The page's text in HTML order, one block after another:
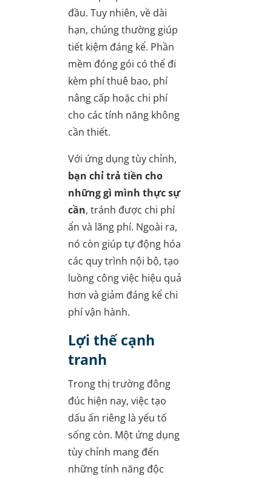
đầu. Tuy nhiên, về dài
hạn, chúng thường giúp
tiết kiệm đáng kể. Phần
mềm đóng gói có thể đi
kèm phí thuê bao, phí
nâng cấp hoặc chi phí
cho các tính năng không
cần thiết.
Với ứng dụng tùy chỉnh,
bạn chỉ trả tiền cho
những gì mình thực sự
cần, tránh được chi phí
ẩn và lãng phí. Ngoài ra,
nó còn giúp tự động hóa
các quy trình nội bộ, tạo
luồng công việc hiệu quả
hơn và giảm đáng kể chi
phí vận hành.
Lợi thế cạnh
tranh
Trong thị trường đông
đúc hiện nay, việc tạo
dấu ấn riêng là yếu tố
sống còn. Một ứng dụng
tùy chỉnh mang đến
những tính năng độc